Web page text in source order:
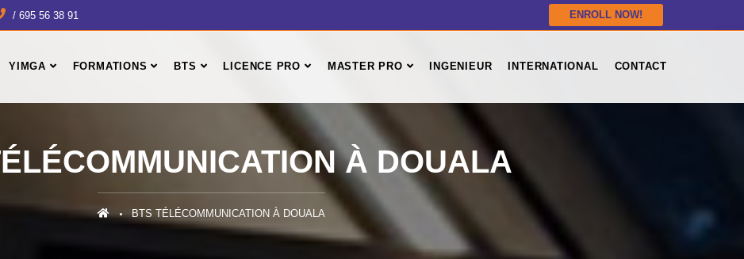
/ 695 56 38 91 ENROLL NOW!
YIMGA FORMATIONS BTS LICENCE PRO MASTER PRO INGENIEUR INTERNATIONAL CONTACT
À DOUALA
BTS TÉLÉCOMMUNICATION À DOUALA